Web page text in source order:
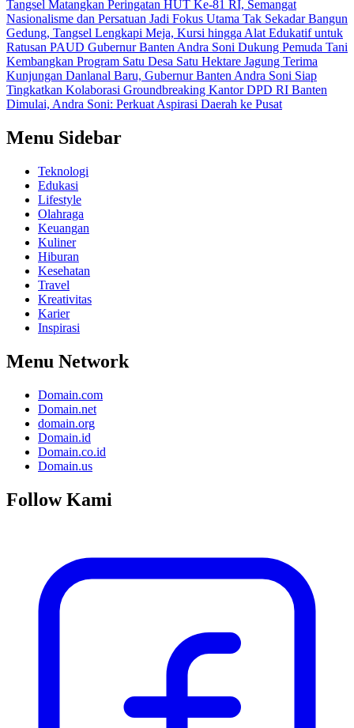
Tangsel Matangkan Peringatan HUT Ke-81 RI, Semangat
Nasionalisme dan Persatuan Jadi Fokus Utama Tak Sekadar Bangun
Gedung, Tangsel Lengkapi Meja, Kursi hingga Alat Edukatif untuk
Ratusan PAUD Gubernur Banten Andra Soni Dukung Pemuda Tani
Kembangkan Program Satu Desa Satu Hektare Jagung Terima
Kunjungan Danlanal Baru, Gubernur Banten Andra Soni Siap
Tingkatkan Kolaborasi Groundbreaking Kantor DPD RI Banten
Dimulai, Andra Soni: Perkuat Aspirasi Daerah ke Pusat
Menu Sidebar
Teknologi
Edukasi
Lifestyle
Olahraga
Keuangan
Kuliner
Hiburan
Kesehatan
Travel
Kreativitas
Karier
Inspirasi
Menu Network
Domain.com
Domain.net
domain.org
Domain.id
Domain.co.id
Domain.us
Follow Kami